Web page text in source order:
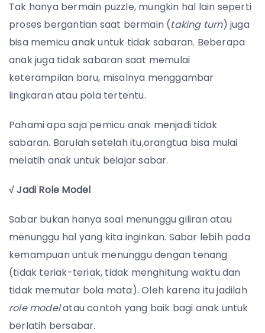
Tak hanya bermain puzzle, mungkin hal lain seperti
proses bergantian saat bermain (taking turn) juga
bisa memicu anak untuk tidak sabaran. Beberapa
anak juga tidak sabaran saat memulai
keterampilan baru, misalnya menggambar
lingkaran atau pola tertentu.
Pahami apa saja pemicu anak menjadi tidak
sabaran. Barulah setelah itu,orangtua bisa mulai
melatih anak untuk belajar sabar.
√ Jadi Role Model
Sabar bukan hanya soal menunggu giliran atau
menunggu hal yang kita inginkan. Sabar lebih pada
kemampuan untuk menunggu dengan tenang
(tidak teriak-teriak, tidak menghitung waktu dan
tidak memutar bola mata). Oleh karena itu jadilah
role modelatau contoh yang baik bagi anak untuk
berlatih bersabar.